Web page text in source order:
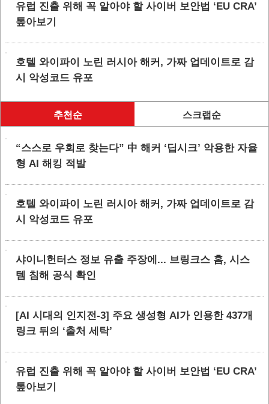
유럽 진출 위해 꼭 알아야 할 사이버 보안법 ‘EU CRA’
톺아보기
호텔 와이파이 노린 러시아 해커, 가짜 업데이트로 감
시 악성코드 유포
추천순 스크랩순
“스스로 우회로 찾는다” 中 해커 ‘딥시크’ 악용한 자율
형 AI 해킹 적발
호텔 와이파이 노린 러시아 해커, 가짜 업데이트로 감
시 악성코드 유포
샤이니헌터스 정보 유출 주장에... 브링크스 홈, 시스
템 침해 공식 확인
[AI 시대의 인지전-3] 주요 생성형 AI가 인용한 437개
링크 뒤의 ‘출처 세탁’
유럽 진출 위해 꼭 알아야 할 사이버 보안법 ‘EU CRA’
톺아보기